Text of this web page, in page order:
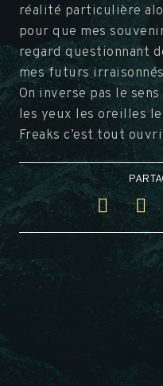
réalité particulière
pour que mes
regard questionnant
mes futurs
On inverse pas le
les yeux les oreilles
Freaks c’est tout